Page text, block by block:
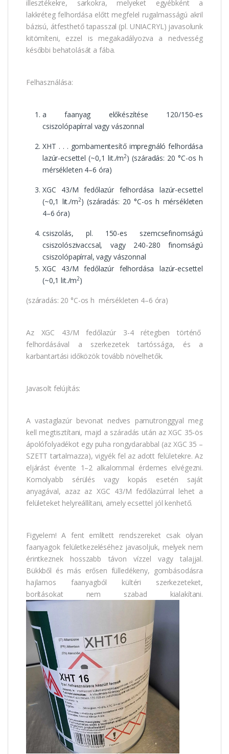
illesztékekre, sarkokra, melyeket egyébként a
lakkréteg felhordása előtt megfelel rugalmasságú akril
bázisú, átfesthető tapasszal (pl. UNIACRYL) javasolunk
kitömíteni, ezzel is megakadályozva a nedvesség
későbbi behatolását a fába.
Felhasználása:
a faanyag előkészítése 120/150-es
csiszolópapírral vagy vászonnal
XHT . . . gombamentesítő impregnáló felhordása
lazúr-ecsettel (~0,1 lit./m2) (száradás: 20 °C-os h
mérsékleten 4–6 óra)
XGC 43/M fedőlazúr felhordása lazúr-ecsettel
(~0,1 lit./m2) (száradás: 20 °C-os h mérsékleten
4–6 óra)
csiszolás, pl. 150-es szemcsefinomságú
csiszolószivaccsal, vagy 240-280 finomságú
csiszolópapírral, vagy vászonnal
XGC 43/M fedőlazúr felhordása lazúr-ecsettel
(~0,1 lit./m2)
(száradás: 20 °C-os h mérsékleten 4–6 óra)
Az XGC 43/M fedőlazúr 3-4 rétegben történő
felhordásával a szerkezetek tartóssága, és a
karbantartási időközök tovább növelhetők.
Javasolt felújítás:
A vastaglazúr bevonat nedves pamutronggyal meg
kell megtisztítani, majd a száradás után az XGC 35-ös
ápolófolyadékot egy puha rongydarabbal (az XGC 35 –
SZETT tartalmazza), vigyék fel az adott felületekre. Az
eljárást évente 1–2 alkalommal érdemes elvégezni.
Komolyabb sérülés vagy kopás esetén saját
anyagával, azaz az XGC 43/M fedőlazúrral lehet a
felületeket helyreállítani, amely ecsettel jól kenhető.
Figyelem! A fent említett rendszereket csak olyan
faanyagok felületkezeléséhez javasoljuk, melyek nem
érintkeznek hosszabb távon vízzel vagy talajjal.
Bükkből és más erősen fülledékeny, gombásodásra
hajlamos faanyagból kültéri szerkezeteket,
borításokat nem szabad kialakítani.